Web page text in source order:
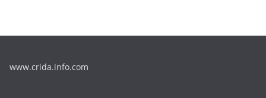
www.crida.info.com